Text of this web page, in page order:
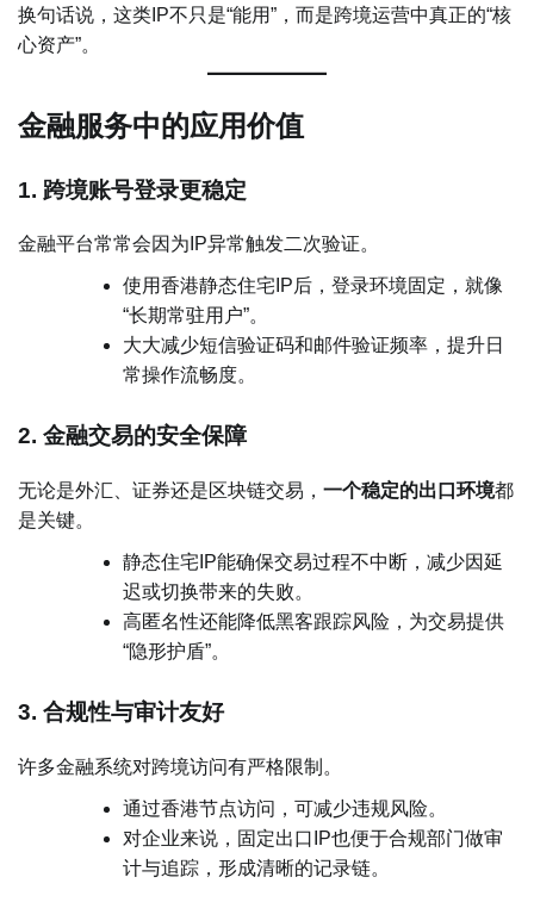
换句话说，这类IP不只是“能用”，而是跨境运营中真正的“核
心资产”。
金融服务中的应用价值
1. 跨境账号登录更稳定
金融平台常常会因为IP异常触发二次验证。
使用香港静态住宅IP后，登录环境固定，就像
“长期常驻用户”。
大大减少短信验证码和邮件验证频率，提升日
常操作流畅度。
2. 金融交易的安全保障
无论是外汇、证券还是区块链交易， 一个稳定的出口环境都
是关键。
静态住宅IP能确保交易过程不中断，减少因延
迟或切换带来的失败。
高匿名性还能降低黑客跟踪风险，为交易提供
“隐形护盾”。
3. 合规性与审计友好
许多金融系统对跨境访问有严格限制。
通过香港节点访问，可减少违规风险。
对企业来说，固定出口IP也便于合规部门做审
计与追踪，形成清晰的记录链。